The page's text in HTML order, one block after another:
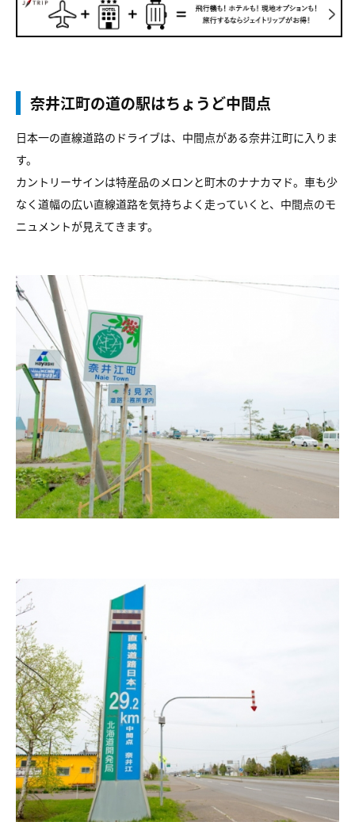
奈井江町の道の駅はちょうど中間点
日本一の直線道路のドライブは、中間点がある奈井江町に入りま
す。
カントリーサインは特産品のメロンと町木のナナカマド。車も少
なく道幅の広い直線道路を気持ちよく走っていくと、中間点のモ
ニュメントが見えてきます。